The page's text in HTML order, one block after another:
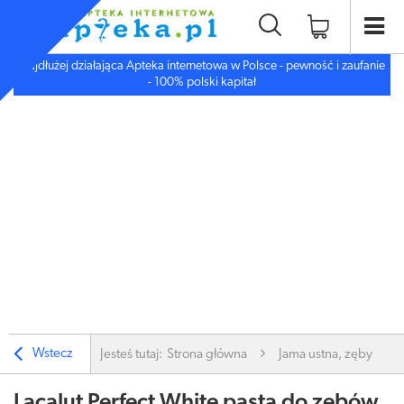
Najdłużej działająca Apteka internetowa w Polsce - pewność i zaufanie
- 100% polski kapitał
Wstecz Jesteś tutaj: Strona główna Jama ustna, zęby